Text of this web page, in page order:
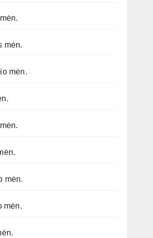
mėn.
mėn.
mėn.
mėn.